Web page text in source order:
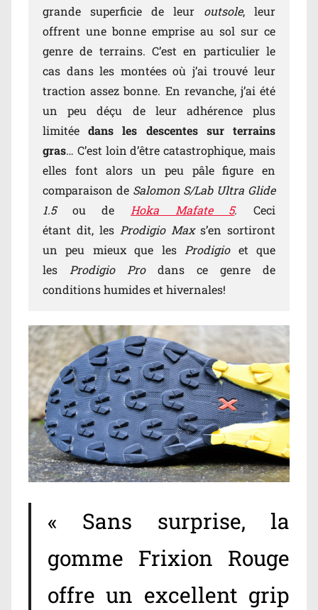
grande superficie de leur outsole, leur
offrent une bonne emprise au sol sur ce
genre de terrains. C’est en particulier le
cas dans les montées où j’ai trouvé leur
traction assez bonne. En revanche, j’ai été
un peu déçu de leur adhérence plus
limitéedans les descentes sur terrains
gras… C’est loin d’être catastrophique, mais
elles font alors un peu pâle figure en
comparaison de Salomon S/Lab Ultra Glide
1.5ou de Hoka Mafate 5. Ceci
étant dit, les Prodigio Maxs’en sortiront
un peu mieux que les Prodigio et que
les Prodigio Prodans ce genre de
conditions humides et hivernales!
« Sans surprise, la
gomme Frixion Rouge
offre un excellent grip